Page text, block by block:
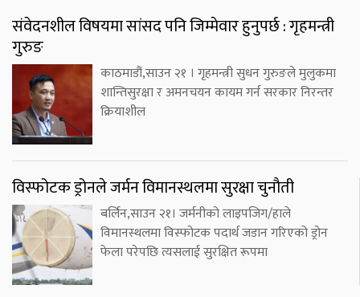
संवेदनशील विषयमा सांसद पनि जिम्मेवार हुनुपर्छ : गृहमन्त्री
गुरुङ
काठमाडौं,साउन २१ । गृहमन्त्री सुधन गुरुङले मुलुकमा
शान्तिसुरक्षा र अमनचयन कायम गर्न सरकार निरन्तर
क्रियाशील
विस्फोटक ड्रोनले जर्मन विमानस्थलमा सुरक्षा चुनौती
बर्लिन,साउन २१। जर्मनीको लाइपजिग/हाले
विमानस्थलमा विस्फोटक पदार्थ जडान गरिएको ड्रोन
फेला परेपछि त्यसलाई सुरक्षित रूपमा